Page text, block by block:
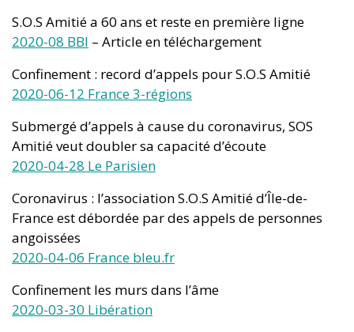
S.O.S Amitié a 60 ans et reste en première ligne
2020-08 BBI – Article en téléchargement
Confinement : record d’appels pour S.O.S Amitié
2020-06-12 France 3-régions
Submergé d’appels à cause du coronavirus, SOS
Amitié veut doubler sa capacité d’écoute
2020-04-28 Le Parisien
Coronavirus : l’association S.O.S Amitié d’Île-de-
France est débordée par des appels de personnes
angoissées
2020-04-06 France bleu.fr
Confinement les murs dans l’âme
2020-03-30 Libération